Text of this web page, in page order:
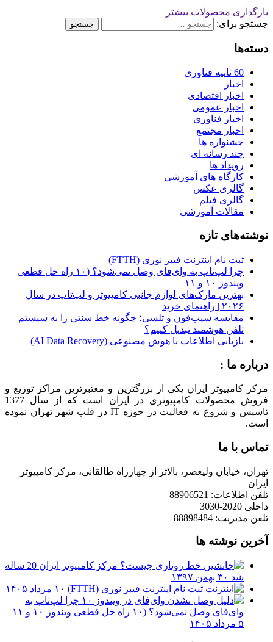
بارگذاری محصولات بیشتر
جستجو برای:
دسته‌ها
60 ثانیه فناوری
اخبار
اخبار اقتصادی
اخبار عمومی
اخبار فناوری
اخبار مجتمع
جشنواره ها
چند رسانه ای
رویداد ها
کارگاه‌ های آموزشی
گالری عکس
گالری فیلم
مقالات آموزشی
نوشته‌های تازه
ثبت نام اینترنت فیبر نوری (FTTH)
چرا لپ‌تاپ به وای‌فای وصل نمی‌شود؟ (۱۰ راه حل قطعی
ویندوز ۱۰ و ۱۱
بهترین مارک‌های لوازم جانبی کامپیوتر و لپ‌تاپ در سال
۲۰۲۶ | راهنمای خرید
مقایسه سیب‌فون و تلسی؛ چگونه خط سنتی را به سیستم
تلفن هوشمند تبدیل کنیم؟
بازیابی اطلاعات با هوش مصنوعی (AI Data Recovery)
درباره ما :
مرکز کامپیوتر ایران یکی از بزرگترین و معتبرترین مراکز توزیع و
فروش محصولات کامپیوتری در ایران است که از سال 1377
تاسیس و شروع به فعالیت در حوزه IT در قلب شهر تهران نموده
است.
تماس با ما
تهران، خیابان ولیعصر، بالاتر از چهارراه طالقانی، مرکز کامپیوتر
ایران
تلفن اطلاعات: 88906521
داخلی 2020-3030
تلفن مدیریت: 88898484
آخرین نوشته ها
مرکز کامپیوتر ایران 20 ساله
شد ۳۰ بهمن ۱۳۹۷
ثبت نام اینترنت فیبر نوری (FTTH)
۱۰ مرداد ۱۴۰۵
چرا لپ‌تاپ به
وای‌فای وصل نمی‌شود؟ (۱۰ راه حل قطعی ویندوز ۱۰ و ۱۱
۵ مرداد ۱۴۰۵